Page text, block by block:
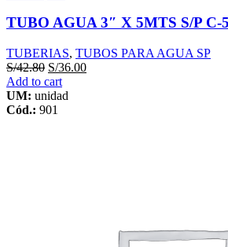
TUBO AGUA 3″ X 5MTS S/P C-
TUBERIAS, TUBOS PARA AGUA SP
S/42.80 S/36.00
Add to cart
UM: unidad
Cód.: 901